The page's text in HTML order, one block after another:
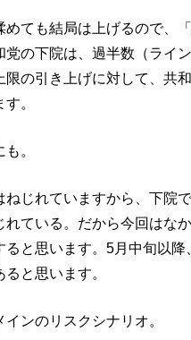
めても結局は上げるので、
党の下院は、過半数（ライ
限の引き上げに対して、共
。
。
ねじれていますから、下院
れている。だから今回はな
ると思います。5月中旬以
と思います。
ンのリスクシナリオ。